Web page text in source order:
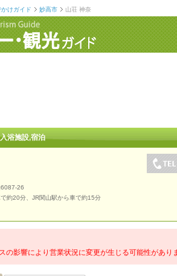
けガイド 妙高市 山荘 神奈
浴施設,宿泊
6087-26
で約20分、JR関山駅から車で約15分
の影響により営業状況に変更が生じる可能性があり